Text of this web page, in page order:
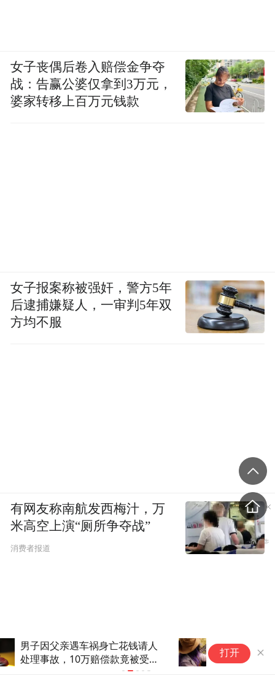
北京一女子请病假，却被公司发
现她在非洲旅游，公司将其解
雇，女子：我去看病，凭什么开
打开
女子丧偶后卷入赔偿金争夺
战：告赢公婆仅拿到3万元，
婆家转移上百万元钱款
女子报案称被强奸，警方5年
后逮捕嫌疑人，一审判5年双
方均不服
有网友称南航发西梅汁，万
米高空上演“厕所争夺战”
消费者报道